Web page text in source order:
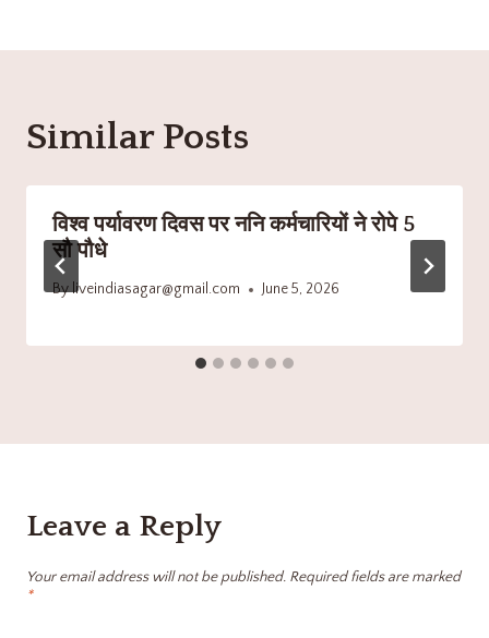
Similar Posts
विश्व पर्यावरण दिवस पर ननि कर्मचारियों ने रोपे 5
सौ पौधे
Byliveindiasagar@gmail.com June 5, 2026
Leave a Reply
Your email address will not be published. Required fields are marked
*